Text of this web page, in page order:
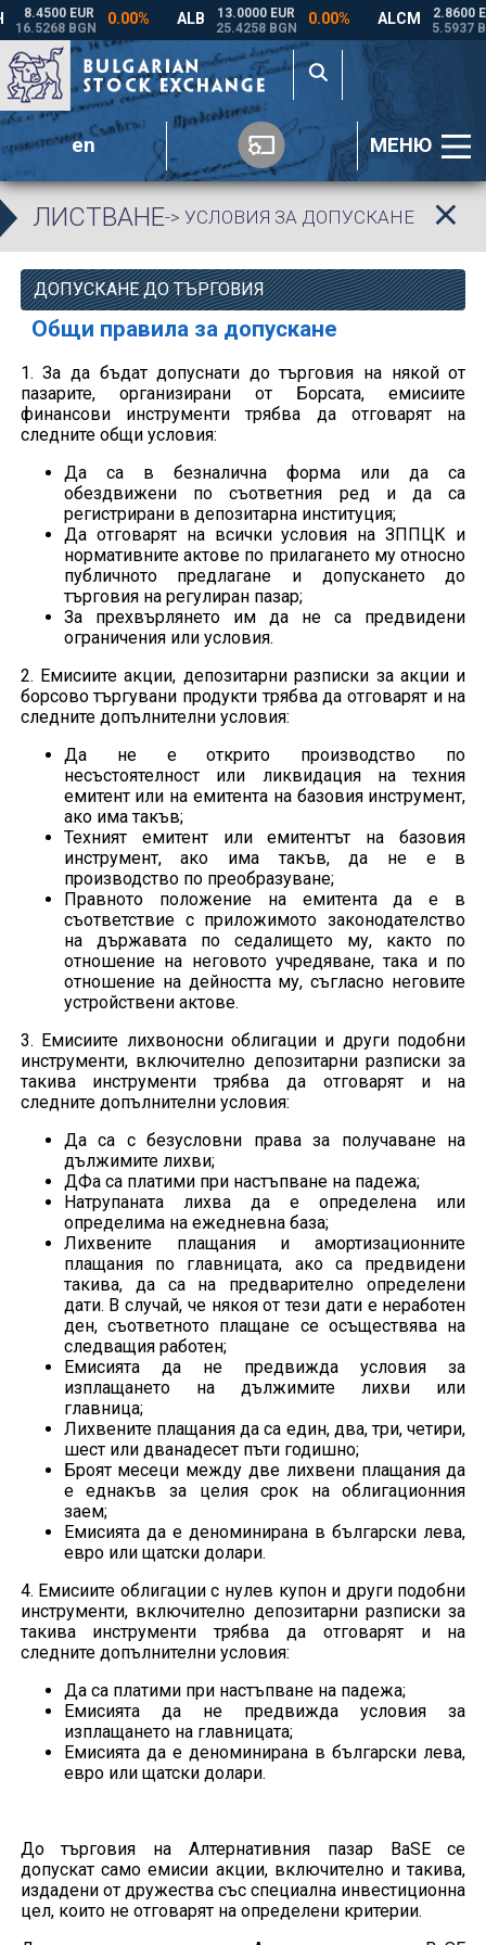
en МЕНЮ
ЛИСТВАНЕ-> УСЛОВИЯ ЗА ДОПУСКАНЕ
ДОПУСКАНЕ ДО ТЪРГОВИЯ
Общи правила за допускане
1. За да бъдат допуснати до търговия на някой от
пазарите, организирани от Борсата, емисиите
финансови инструменти трябва да отговарят на
следните общи условия:
Да са в безналична форма или да са
обездвижени по съответния ред и да са
регистрирани в депозитарна институция;
Да отговарят на всички условия на ЗППЦК и
нормативните актове по прилагането му относно
публичното предлагане и допускането до
търговия на регулиран пазар;
За прехвърлянето им да не са предвидени
ограничения или условия.
2. Емисиите акции, депозитарни разписки за акции и
борсово търгувани продукти трябва да отговарят и на
следните допълнителни условия:
Да не е открито производство по
несъстоятелност или ликвидация на техния
емитент или на емитента на базовия инструмент,
ако има такъв;
Техният емитент или емитентът на базовия
инструмент, ако има такъв, да не е в
производство по преобразуване;
Правното положение на емитента да е в
съответствие с приложимото законодателство
на държавата по седалището му, както по
отношение на неговото учредяване, така и по
отношение на дейността му, съгласно неговите
устройствени актове.
3. Емисиите лихвоносни облигации и други подобни
инструменти, включително депозитарни разписки за
такива инструменти трябва да отговарят и на
следните допълнителни условия:
Да са с безусловни права за получаване на
дължимите лихви;
ДФа са платими при настъпване на падежа;
Натрупаната лихва да е определена или
определима на ежедневна база;
Лихвените плащания и амортизационните
плащания по главницата, ако са предвидени
такива, да са на предварително определени
дати. В случай, че някоя от тези дати е неработен
ден, съответното плащане се осъществява на
следващия работен;
Емисията да не предвижда условия за
изплащането на дължимите лихви или
главница;
Лихвените плащания да са един, два, три, четири,
шест или дванадесет пъти годишно;
Броят месеци между две лихвени плащания да
е еднакъв за целия срок на облигационния
заем;
Емисията да е деноминирана в български лева,
евро или щатски долари.
4. Емисиите облигации с нулев купон и други подобни
инструменти, включително депозитарни разписки за
такива инструменти трябва да отговарят и на
следните допълнителни условия:
Да са платими при настъпване на падежа;
Емисията да не предвижда условия за
изплащането на главницата;
Емисията да е деноминирана в български лева,
евро или щатски долари.
До търговия на Алтернативния пазар BaSE се
допускат само емисии акции, включително и такива,
издадени от дружества със специална инвестиционна
цел, които не отговарят на определени критерии.